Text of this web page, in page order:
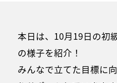
本日は、10月19日の初
の様子を紹介！
みんなで立てた目標に